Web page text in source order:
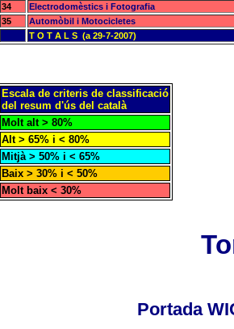
34
Electrodomèstics i Fotografia
35
Automòbil i Motocicletes
T O T A L S (a 29-7-2007)
Escala de criteris de classificació
del resum d'ús del català
Molt alt > 80%
Alt > 65% i < 80%
Mitjà > 50% i < 65%
Baix > 30% i < 50%
Molt baix < 30%
Portada